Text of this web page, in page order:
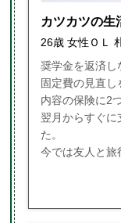
カツカツの生
26歳 女性ＯＬ
奨学金を返済し
固定費の見直
内容の保険に2
翌月からすぐに
た。
今では友人と旅